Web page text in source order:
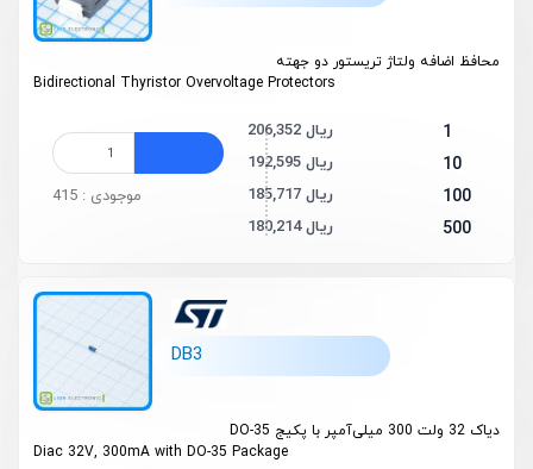
محافظ‌ اضافه ولتاژ تریستور دو جهته
Bidirectional Thyristor Overvoltage Protectors
1 206,352 ریال
10 192,595 ریال
100 185,717 ریال
500 180,214 ریال
موجودی : 415
DB3
دیاک 32 ولت 300 میلی‌آمپر با پکیج DO-35
Diac 32V, 300mA with DO-35 Package